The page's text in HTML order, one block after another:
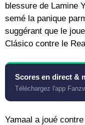
blessure de Lamine
semé la panique
suggérant que le
Clásico contre le
Scores en direct &
Téléchargez l'app
Yamaal a joué